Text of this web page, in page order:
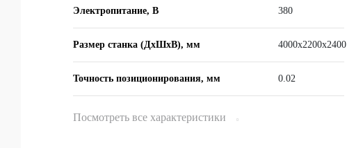
Электропитание, В 380
Размер станка (ДхШхВ), мм 4000х2200х2400
Точность позиционирования, мм 0.02
Посмотреть все характеристики